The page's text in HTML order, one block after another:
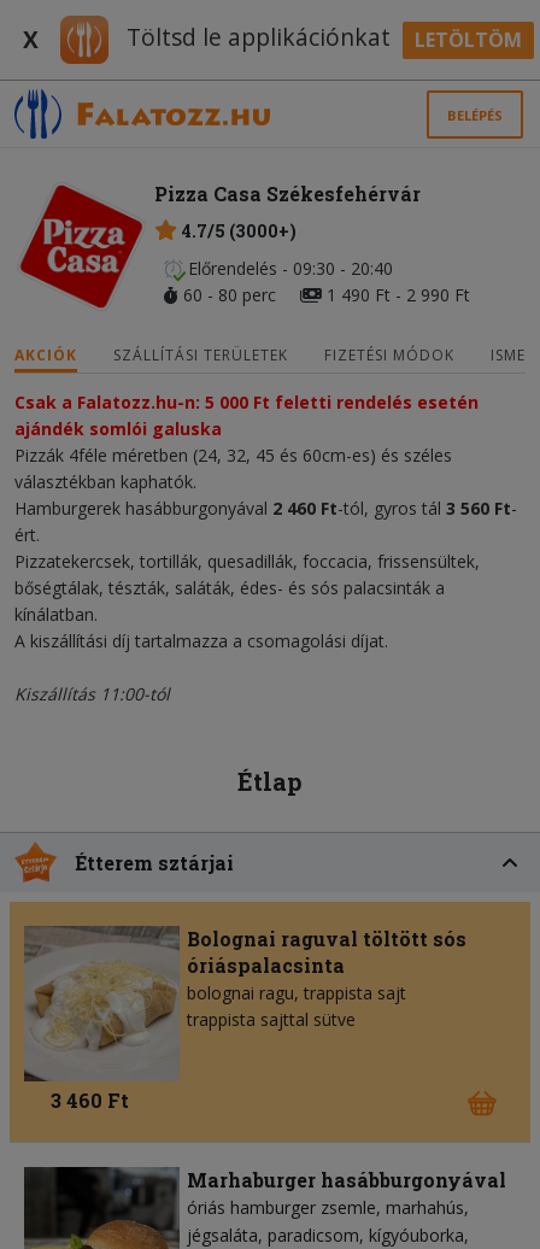
X Töltsd le applikációnkat LETÖLTÖM
BELÉPÉS
Pizza Casa Székesfehérvár
4.7/5 (3000+)
Előrendelés - 09:30 - 20:40
60 - 80 perc
1 490 Ft - 2 990 Ft
AKCIÓK SZÁLLÍTÁSI TERÜLETEK FIZETÉSI MÓDOK
Csak a Falatozz.hu-n: 5 000 Ft feletti rendelés esetén
ajándék somlói galuska
Pizzák 4féle méretben (24, 32, 45 és 60cm-es) és széles
választékban kaphatók.
Hamburgerek hasábburgonyával 2 460 Ft-tól, gyros tál 3 560 Ft-
ért.
Pizzatekercsek, tortillák, quesadillák, foccacia, frissensültek,
bőségtálak, tészták, saláták, édes- és sós palacsinták a
kínálatban.
A kiszállítási díj tartalmazza a csomagolási díjat.
Kiszállítás 11:00-tól
Étlap
Étterem sztárjai
Bolognai raguval töltött sós
óriáspalacsinta
bolognai ragu trappista sajt
trappista sajttal sütve
3 460 Ft
Marhaburger hasábburgonyával
óriás hamburger zsemle marhahús
jégsaláta paradicsom kígyóuborka